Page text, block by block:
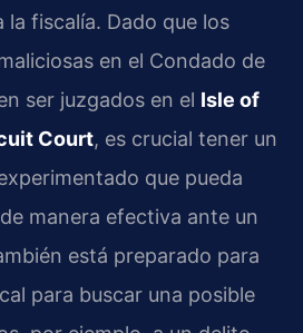
la fiscalía. Dado que los
en el Condado de
ser juzgados en el Isle of
Court, es crucial tener un
que pueda
manera efectiva ante un
está preparado para
para buscar una posible